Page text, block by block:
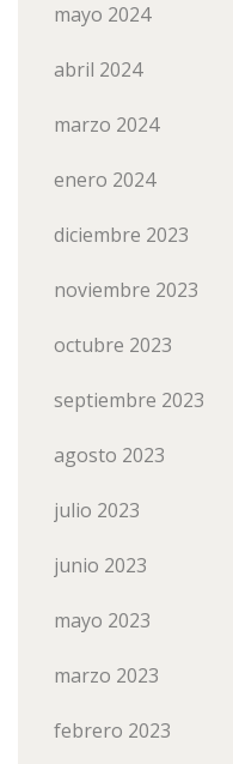
mayo 2024
abril 2024
marzo 2024
enero 2024
diciembre 2023
noviembre 2023
octubre 2023
septiembre 2023
agosto 2023
julio 2023
junio 2023
mayo 2023
marzo 2023
febrero 2023